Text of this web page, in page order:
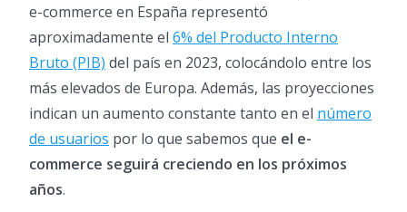
e-commerce en España representó
aproximadamente el 6% del Producto Interno
Bruto (PIB) del país en 2023, colocándolo entre los
más elevados de Europa. Además, las proyecciones
indican un aumento constante tanto en el número
de usuarios por lo que sabemos que el e-
commerce seguirá creciendo en los próximos
años.